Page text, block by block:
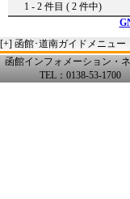
1 - 2 件目 ( 2 件中)
[+] 函館･道南ガイドメニュー
函館インフォメーション・
TEL：0138-53-1700